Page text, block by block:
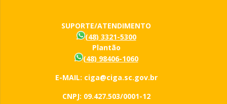
SUPORTE/ATENDIMENTO
(48) 3321-5300
Plantão
(48) 98406-1060
E-MAIL: ciga@ciga.sc.gov.br
CNPJ: 09.427.503/0001-12